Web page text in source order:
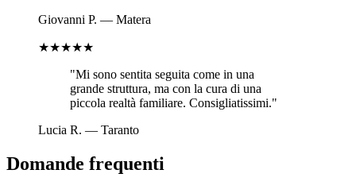
Giovanni P. — Matera
★★★★★
"Mi sono sentita seguita come in una
grande struttura, ma con la cura di una
piccola realtà familiare. Consigliatissimi."
Lucia R. — Taranto
Domande frequenti